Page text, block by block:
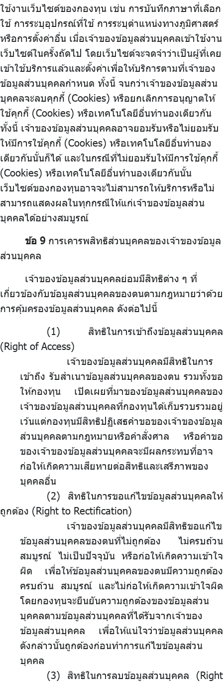
ใช้งานเว็บไซต์ของกองทุน เช่น การบันทึกภาษาที่เลือก
ใช้ การระบุอุปกรณ์ที่ใช้ การระบุตำแหน่งทางภูมิศาสตร์
หรือการตั้งค่าอื่น เมื่อเจ้าของข้อมูลส่วนบุคคลเข้าใช้งาน
เว็บไซต์ในครั้งถัดไป โดยเว็บไซต์จะจดจำว่าเป็นผู้ที่เคย
เข้าใช้บริการแล้วและตั้งค่าเพื่อให้บริการตามที่เจ้าของ
ข้อมูลส่วนบุคคลกำหนด ทั้งนี้ จนกว่าเจ้าของข้อมูลส่วน
บุคคลจะลบคุกกี้ (Cookies) หรือยกเลิกการอนุญาตให้
ใช้คุกกี้ (Cookies) หรือเทคโนโลยีอื่นทำนองเดียวกัน
ทั้งนี้ เจ้าของข้อมูลส่วนบุคคลอาจยอมรับหรือไม่ยอมรับ
ให้มีการใช้คุกกี้ (Cookies) หรือเทคโนโลยีอื่นทำนอง
เดียวกันนั้นก็ได้ และในกรณีที่ไม่ยอมรับให้มีการใช้คุกกี้
(Cookies) หรือเทคโนโลยีอื่นทำนองเดียวกันนั้น
เว็บไซต์ของกองทุนอาจจะไม่สามารถให้บริการหรือไม่
สามารถแสดงผลในทุกกรณีให้แก่เจ้าของข้อมูลส่วน
บุคคลได้อย่างสมบูรณ์
ข้อ 9 การเคารพสิทธิส่วนบุคคลของเจ้าของข้อมูล
ส่วนบุคคล
เจ้าของข้อมูลส่วนบุคคลย่อมมีสิทธิต่าง ๆ ที่
เกี่ยวข้องกับข้อมูลส่วนบุคคลของตนตามกฎหมายว่าด้วย
การคุ้มครองข้อมูลส่วนบุคคล ดังต่อไปนี้
สิทธิในการเข้าถึงข้อมูลส่วนบุคคล
(Right of Access)
เจ้าของข้อมูลส่วนบุคคลมีสิทธิในการ
เข้าถึง รับสำเนาข้อมูลส่วนบุคคลของตน รวมทั้งขอ
ให้กองทุน เปิดเผยที่มาของข้อมูลส่วนบุคคลของ
เจ้าของข้อมูลส่วนบุคคลที่กองทุนได้เก็บรวบรวมอยู่
เว้นแต่กองทุนมีสิทธิปฏิเสธคำขอของเจ้าของข้อมูล
ส่วนบุคคลตามกฎหมายหรือคำสั่งศาล หรือคำขอ
ของเจ้าของข้อมูลส่วนบุคคลจะมีผลกระทบที่อาจ
ก่อให้เกิดความเสียหายต่อสิทธิและเสรีภาพของ
บุคคลอื่น
สิทธิในการขอแก้ไขข้อมูลส่วนบุคคลให้
ถูกต้อง (Right to Rectification)
เจ้าของข้อมูลส่วนบุคคลมีสิทธิขอแก้ไข
ข้อมูลส่วนบุคคลของตนที่ไม่ถูกต้อง ไม่ครบถ้วน
สมบูรณ์ ไม่เป็นปัจจุบัน หรือก่อให้เกิดความเข้าใจ
ผิด เพื่อให้ข้อมูลส่วนบุคคลของตนมีความถูกต้อง
ครบถ้วน สมบูรณ์ และไม่ก่อให้เกิดความเข้าใจผิด
โดยกองทุนจะยืนยันความถูกต้องของข้อมูลส่วน
บุคคลตามข้อมูลส่วนบุคคลที่ได้รับจากเจ้าของ
ข้อมูลส่วนบุคคล เพื่อให้แน่ใจว่าข้อมูลส่วนบุคคล
ดังกล่าวนั้นถูกต้องก่อนทำการแก้ไขข้อมูลส่วน
บุคคล
สิทธิในการลบข้อมูลส่วนบุคคล (Right